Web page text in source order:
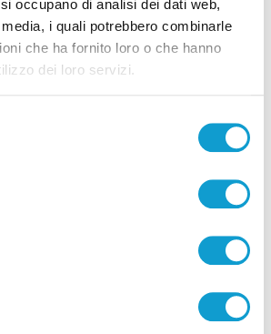
occupano di analisi dei dati web,
i quali potrebbero combinarle
che ha fornito loro o che hanno
dei loro servizi.
e restano in bilico su un